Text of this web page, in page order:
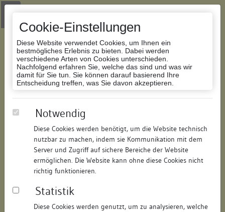
Cookie-Einstellungen
Diese Website verwendet Cookies, um Ihnen ein
bestmögliches Erlebnis zu bieten. Dabei werden
verschiedene Arten von Cookies unterschieden.
Nachfolgend erfahren Sie, welche das sind und was wir
damit für Sie tun. Sie können darauf basierend Ihre
Entscheidung treffen, was Sie davon akzeptieren.
Notwendig
Diese Cookies werden benötigt, um die Website technisch
nutzbar zu machen, indem sie Kommunikation mit dem
Server und Zugriff auf sichere Bereiche der Website
ermöglichen. Die Website kann ohne diese Cookies nicht
richtig funktionieren.
Statistik
Diese Cookies werden genutzt, um zu analysieren, welche
Zur Navigation springen
Zum Inhalt der Website springen
Datenbank Bauforschung/Restaurierung
261221419177/Datum:15.01.2008
Datenbestand:
Bauforschung
Als PDF herunterladen:
Objektdaten